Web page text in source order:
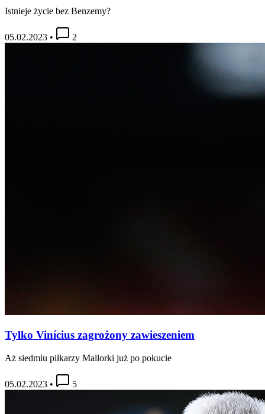
Istnieje życie bez Benzemy?
05.02.2023 • 2
Tylko Vinícius zagrożony zawieszeniem
Aż siedmiu piłkarzy Mallorki już po pokucie
05.02.2023 • 5